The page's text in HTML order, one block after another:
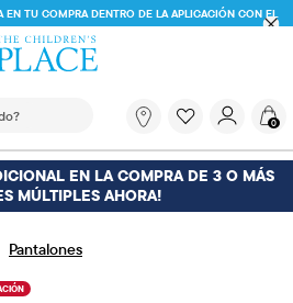
TU COMPRA DENTRO DE LA APLICACIÓN CON EL
DESCARGAR AHORA
de búsqueda filtra las
buscando?
0
EN LA COMPRA DE 3 O MÁS
MÚLTIPLES AHORA!
Pantalones